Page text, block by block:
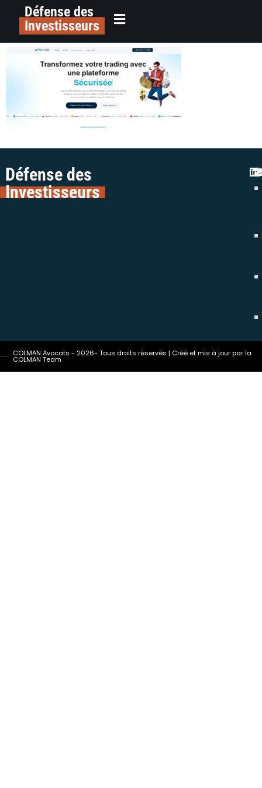
principalDéfense des
Investisseurs
alerte norvatix trading colman
avocats escroquerie arnaque
Défense des
Investisseurs
COLMAN Avocats - 2026- Tous droits réservés | Créé et mis à jour par la
COLMAN Team